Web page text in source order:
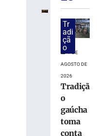
Marco
Buzzi
perda
cargo
infrações
disciplinares
Tr
adi
çã
o
7 DE
AGOSTO DE
2026
Tradiçã
o
gaúcha
toma
conta